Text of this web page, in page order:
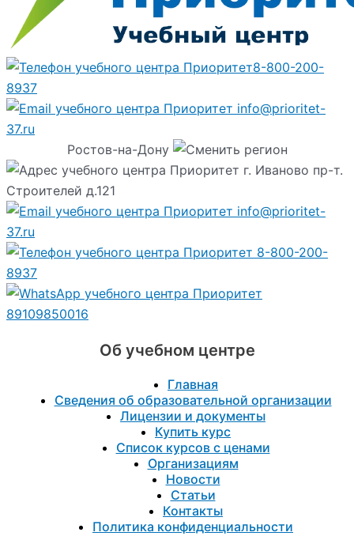
8-800-200-
8937
info@prioritet-
37.ru
Ростов-на-Дону
г. Иваново пр-т.
Строителей д.121
info@prioritet-
37.ru
8-800-200-
8937
89109850016
Об учебном центре
Главная
Сведения об образовательной организации
Лицензии и документы
Купить курс
Список курсов с ценами
Организациям
Новости
Статьи
Контакты
Политика конфиденциальности